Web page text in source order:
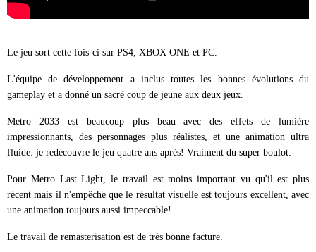
Le jeu sort cette fois-ci sur PS4, XBOX ONE et PC.
L'équipe de développement a inclus toutes les bonnes évolutions du
gameplay et a donné un sacré coup de jeune aux deux jeux.
Metro 2033 est beaucoup plus beau avec des effets de lumière
impressionnants, des personnages plus réalistes, et une animation ultra
fluide: je redécouvre le jeu quatre ans après! Vraiment du super boulot.
Pour Metro Last Light, le travail est moins important vu qu'il est plus
récent mais il n'empêche que le résultat visuelle est toujours excellent, avec
une animation toujours aussi impeccable!
Le travail de remasterisation est de très bonne facture.